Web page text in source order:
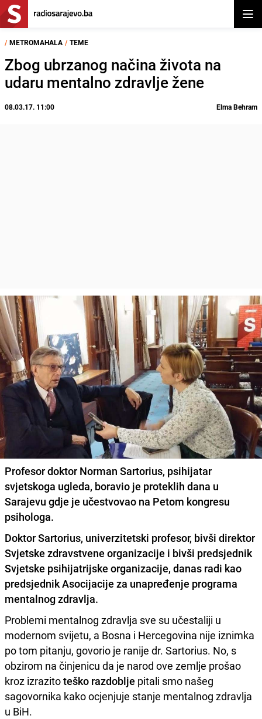
/ METROMAHALA / TEME
Zbog ubrzanog načina života na
udaru mentalno zdravlje žene
08.03.17. 11:00 Elma Behram
Profesor doktor Norman Sartorius, psihijatar
svjetskoga ugleda, boravio je proteklih dana u
Sarajevu gdje je učestvovao na Petom kongresu
psihologa.
Doktor Sartorius, univerzitetski profesor, bivši direktor
Svjetske zdravstvene organizacije i bivši predsjednik
Svjetske psihijatrijske organizacije, danas radi kao
predsjednik Asocijacije za unapređenje programa
mentalnog zdravlja.
Problemi mentalnog zdravlja sve su učestaliji u
modernom svijetu, a Bosna i Hercegovina nije iznimka
po tom pitanju, govorio je ranije dr. Sartorius. No, s
obzirom na činjenicu da je narod ove zemlje prošao
kroz izrazitoteško razdoblje pitali smo našeg
sagovornika kako ocjenjuje stanje mentalnog zdravlja
u BiH.